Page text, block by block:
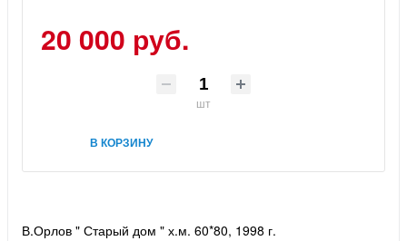
20 000 руб.
шт
В КОРЗИНУ
В.Орлов " Старый дом " х.м. 60*80, 1998 г.